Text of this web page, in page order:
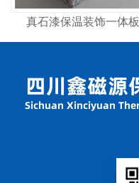
真石漆保温装饰一体板